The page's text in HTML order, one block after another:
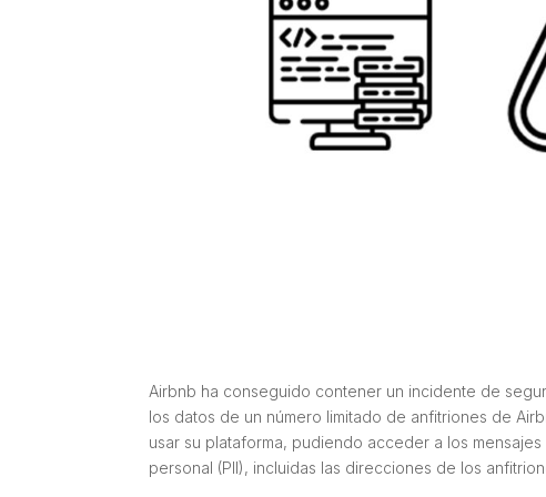
Airbnb ha conseguido contener un incidente de
los datos de un número limitado de anfitriones de
usar su plataforma, pudiendo acceder a los
personal (PII), incluidas las direcciones de los